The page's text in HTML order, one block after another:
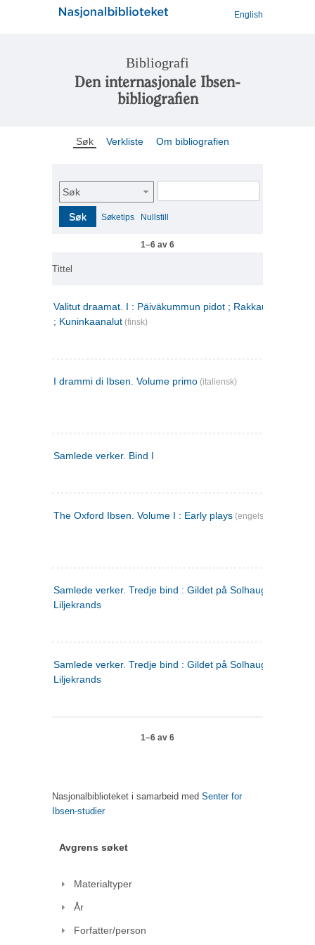
English
Bibliografi
Den internasjonale Ibsen-
bibliografien
Søk Verkliste Om bibliografien
Søk
Søk Søketips Nullstill
1–6 av 6
Tittel
Valitut draamat. I : Päiväkummun pidot ; Rakkauden
; Kuninkaanalut (finsk)
I drammi di Ibsen. Volume primo (italiensk)
Samlede verker. Bind I
The Oxford Ibsen. Volume I : Early plays (engelsk)
Samlede verker. Tredje bind : Gildet på Solhaug ; Olaf
Liljekrands
Samlede verker. Tredje bind : Gildet på Solhaug ; Olaf
Liljekrands
1–6 av 6
Nasjonalbiblioteket i samarbeid med Senter for
Ibsen-studier
Avgrens søket
Materialtyper
År
Forfatter/person